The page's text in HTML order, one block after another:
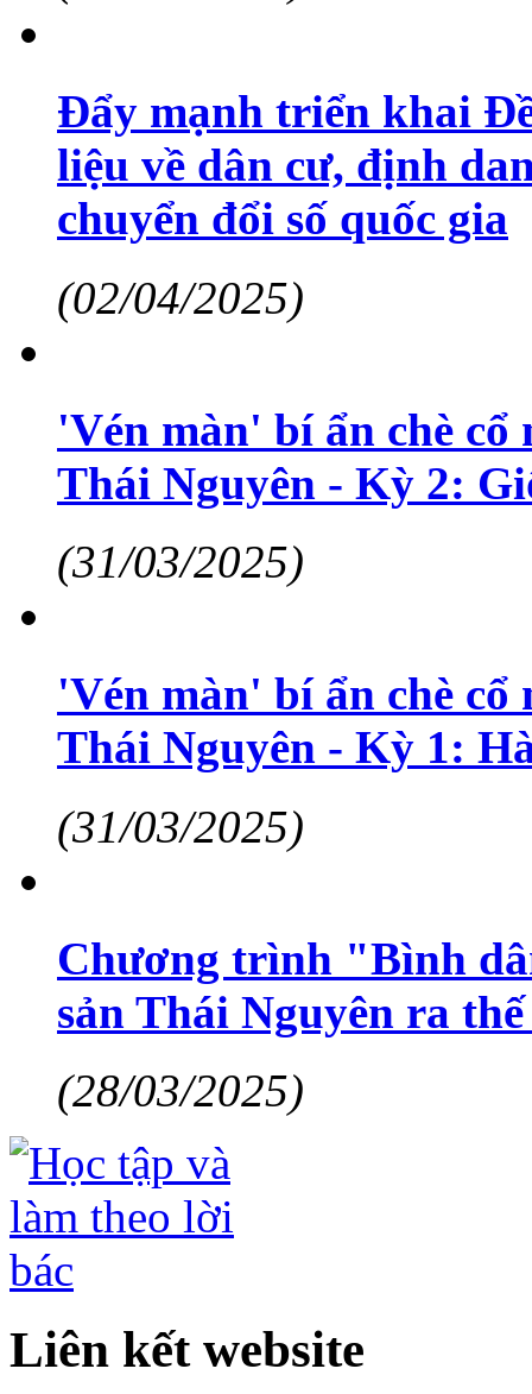
Đẩy mạnh triển khai
liệu về dân cư, định
chuyển đổi số quốc gia
(02/04/2025)
'Vén màn' bí ẩn chè
Thái Nguyên - Kỳ 2:
(31/03/2025)
'Vén màn' bí ẩn chè
Thái Nguyên - Kỳ 1:
(31/03/2025)
Chương trình "Bình
sản Thái Nguyên ra
(28/03/2025)
Liên kết website